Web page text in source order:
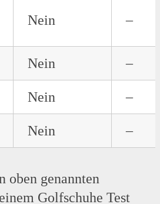
Nein –
Nein –
Nein –
Nein –
oben genannten
Golfschuhe Test